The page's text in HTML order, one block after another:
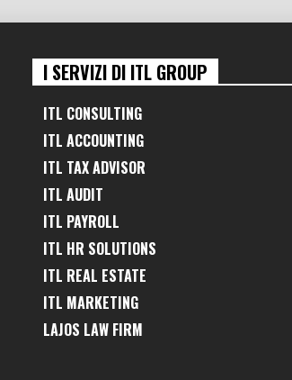
I SERVIZI DI ITL GROUP
ITL CONSULTING
ITL ACCOUNTING
ITL TAX ADVISOR
ITL AUDIT
ITL PAYROLL
ITL HR SOLUTIONS
ITL REAL ESTATE
ITL MARKETING
LAJOS LAW FIRM